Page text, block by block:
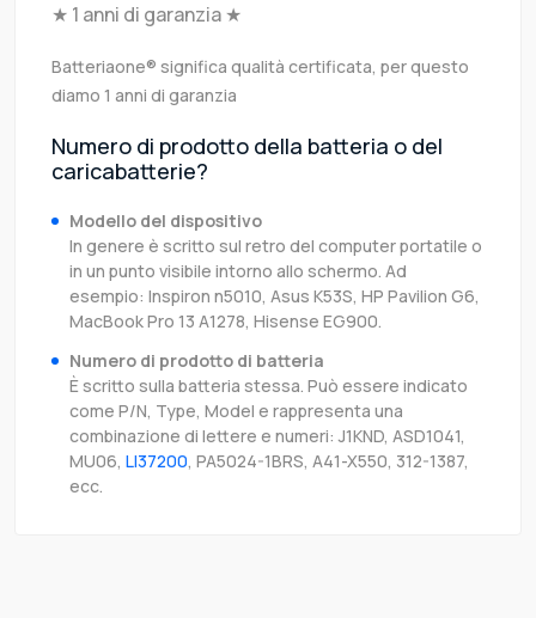
★ 1 anni di garanzia ★
Batteriaone® significa qualità certificata, per questo
diamo 1 anni di garanzia
Numero di prodotto della batteria o del
caricabatterie?
Modello del dispositivo
In genere è scritto sul retro del computer portatile o
in un punto visibile intorno allo schermo. Ad
esempio: Inspiron n5010, Asus K53S, HP Pavilion G6,
MacBook Pro 13 A1278, Hisense EG900.
Numero di prodotto di batteria
È scritto sulla batteria stessa. Può essere indicato
come P/N, Type, Model e rappresenta una
combinazione di lettere e numeri: J1KND, ASD1041,
MU06, LI37200, PA5024-1BRS, A41-X550, 312-1387,
ecc.